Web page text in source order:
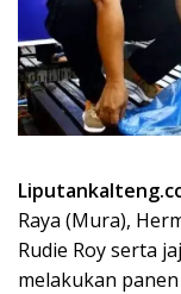
Raya (Mura),
Rudie Roy serta
melakukan